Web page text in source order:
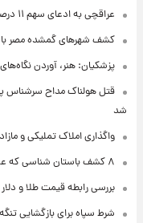
عراقچی به ادعای سهم ۱۱ درصدی ایران از خزر پاسخ داد
کشف شهرهای گمشده مصر
پزشکیان: هنر، آوردن
قتل هولناک مداح سرشناس
شد
واگذاری املاک تملیکی و
۸ کشف باستان شناسی که علم هنوز توضیحی برای آنها ندارد+ تصاویر
بررسی رابطه قیمت طلا و دلار
شرط سپاه برای بازگشایی